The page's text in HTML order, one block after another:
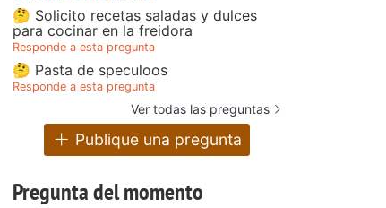
🤔 Solicito recetas saladas y dulces
para cocinar en la freidora
Responde a esta pregunta
🤔 Pasta de speculoos
Responde a esta pregunta
Ver todas las preguntas
Publique una pregunta
Pregunta del momento